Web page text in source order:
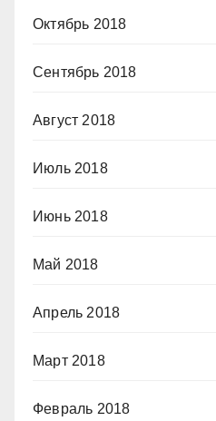
Октябрь 2018
Сентябрь 2018
Август 2018
Июль 2018
Июнь 2018
Май 2018
Апрель 2018
Март 2018
Февраль 2018